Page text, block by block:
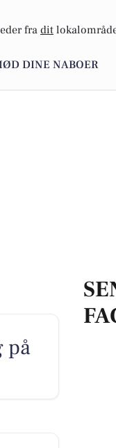
fra dit
DINE NABOER
på